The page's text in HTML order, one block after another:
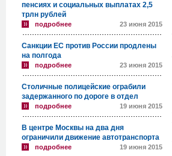
пенсиях и социальных выплатах 2,5
трлн рублей
подробнее 23 июня 2015
Санкции ЕС против России продлены
на полгода
подробнее 23 июня 2015
Столичные полицейские ограбили
задержанного по дороге в отдел
подробнее 19 июня 2015
В центре Москвы на два дня
ограничили движение автотранспорта
подробнее 19 июня 2015